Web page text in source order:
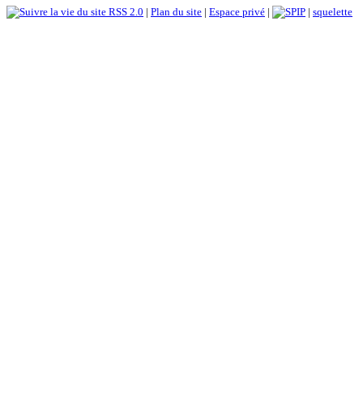
RSS 2.0 | Plan du site | Espace privé | | squelette